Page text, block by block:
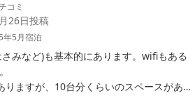
コミ
26日投稿
年5月宿泊
みなど)も基本的にあります。wifiもある
ますが、10台分くらいのスペースがあり